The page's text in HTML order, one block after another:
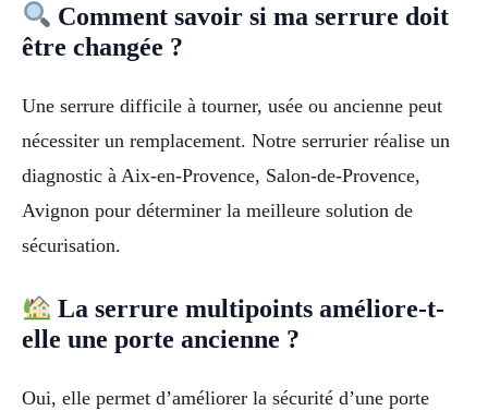
Comment savoir si ma serrure doit
être changée ?
Une serrure difficile à tourner, usée ou ancienne peut
nécessiter un remplacement. Notre serrurier réalise un
diagnostic à Aix-en-Provence, Salon-de-Provence,
Avignon pour déterminer la meilleure solution de
sécurisation.
La serrure multipoints améliore-t-
elle une porte ancienne ?
Oui, elle permet d’améliorer la sécurité d’une porte